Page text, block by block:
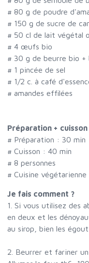
# 80 g de poudre
# 150 g de sucre de
# 50 cl de lait végétal
# 4 œufs bio
# 30 g de beurre bio +
# 1 pincée de sel
# 1/2 c. à café
# amandes effilées
Préparation + cuisson
# Préparation : 30 min
# Cuisson : 40 min
# 8 personnes
# Cuisine végétarienne
Je fais comment ?
1. Si vous utilisez des
en deux et les
au sirop, bien les
2. Beurrer et fariner